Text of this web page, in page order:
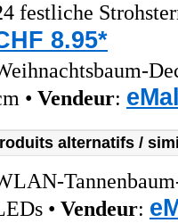
festliche
8.95*
• Vendeur:
alternatifs /
• Vendeur: